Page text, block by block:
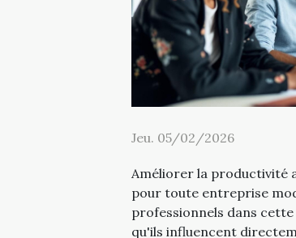
Jeu. 05/02/2026
Améliorer la productivité
pour toute entreprise
professionnels dans
qu'ils influencent